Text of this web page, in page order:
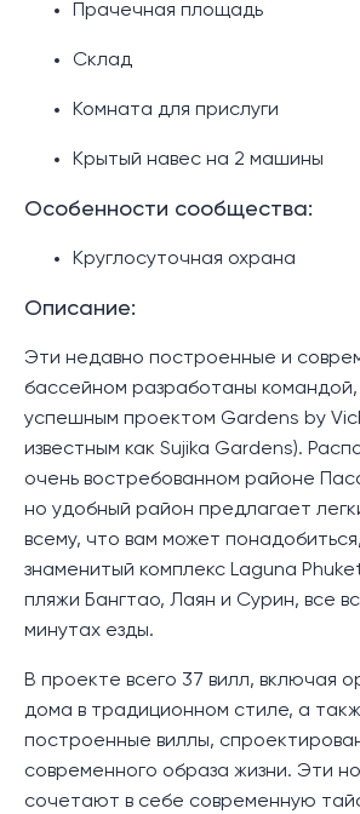
Прачечная площадь
Склад
Комната для прислуги
Крытый навес на 2 машины
Особенности сообщества:
Круглосуточная охрана
Описание:
Эти недавно построенные и
бассейном разработаны
успешным проектом Gardens by
известным как Sujika Gardens).
очень востребованном районе
но удобный район предлагает
всему, что вам может
знаменитый комплекс Laguna
пляжи Бангтао, Лаян и Сурин, все
минутах езды.
В проекте всего 37 вилл, включая
дома в традиционном стиле, а
построенные виллы,
современного образа жизни. Эти
сочетают в себе современную